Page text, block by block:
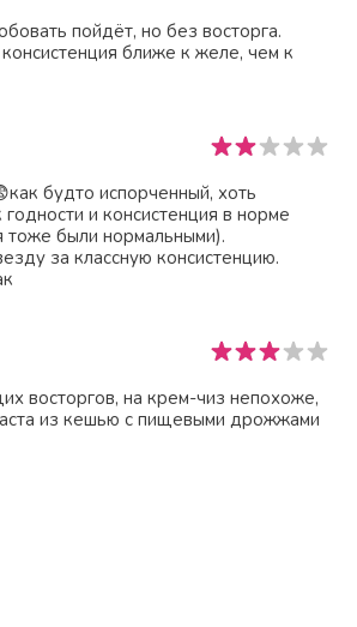
пойдёт, но без восторга.
ближе к желе, чем к
будто испорченный, хоть
и консистенция в норме
тоже были нормальными).
за классную консистенцию.
восторгов, на крем-чиз непохоже,
из кешью с пищевыми дрожжами